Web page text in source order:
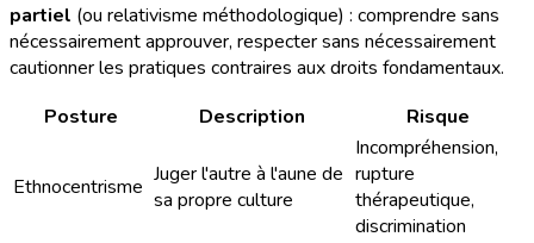
partiel (ou relativisme méthodologique) : comprendre sans
nécessairement approuver, respecter sans nécessairement
cautionner les pratiques contraires aux droits fondamentaux.
Posture
Description Risque
Ethnocentrisme Juger l'autre à l'aune de
sa propre culture
Incompréhension,
rupture
thérapeutique,
discrimination